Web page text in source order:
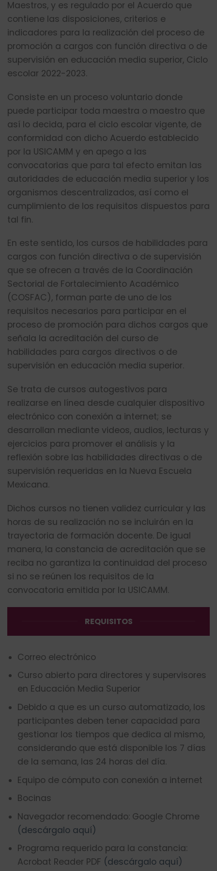
Maestros, y es regulado por el Acuerdo que
contiene las disposiciones, criterios e
indicadores para la realización del proceso de
promoción a cargos con función directiva o de
supervisión en educación media superior, Ciclo
escolar 2022-2023.
Consiste en un proceso voluntario donde
puede participar toda maestra o maestro que
así lo decida, para el ciclo escolar vigente, de
conformidad con dicho Acuerdo establecido
por la USICAMM y en apego a las
convocatorias que para tal efecto emitan las
autoridades de educación media superior y los
organismos descentralizados, así como el
cumplimiento de los requisitos dispuestos para
tal fin.
En este sentido, los cursos de habilidades para
cargos con función directiva o de supervisión
que se ofrecen a través de la Coordinación
Sectorial de Fortalecimiento Académico
(COSFAC), forman parte de uno de los
requisitos necesarios para participar en el
proceso de promoción para dichos cargos que
señala la acreditación del curso de
habilidades para cargos directivos o de
supervisión en educación media superior.
Se trata de cursos autogestivos para
realizarse en línea desde cualquier dispositivo
electrónico con conexión a internet; se
desarrollan mediante videos, audios, lecturas y
ejercicios para promover el análisis y la
reflexión sobre las habilidades directivas o de
supervisión requeridas en la Nueva Escuela
Mexicana.
Dichos cursos no tienen validez curricular y las
horas de su realización no se incluirán en la
trayectoria de formación docente. De igual
manera, la constancia de acreditación que se
reciba no garantiza la continuidad del proceso
si no se reúnen los requisitos de la
convocatoria emitida por la USICAMM.
REQUISITOS
Correo electrónico
Curso abierto para directores y supervisores
en Educación Media Superior
Debido a que es un curso automatizado, los
participantes deben tener capacidad para
gestionar los tiempos que dedica al mismo,
considerando que está disponible los 7 días
de la semana, las 24 horas del día.
Equipo de cómputo con conexión a internet
Bocinas
Navegador recomendado: Google Chrome
(descárgalo aquí)
Programa requerido para la constancia:
Acrobat Reader PDF (descárgalo aquí)